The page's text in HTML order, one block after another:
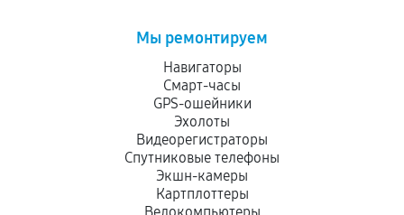
Мы ремонтируем
Навигаторы
Смарт-часы
GPS-ошейники
Эхолоты
Видеорегистраторы
Спутниковые телефоны
Экшн-камеры
Картплоттеры